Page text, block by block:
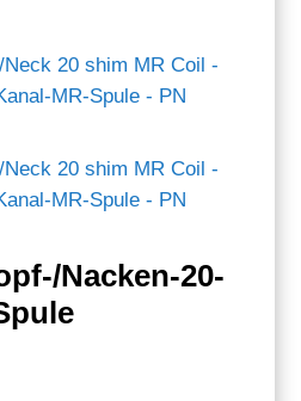
Nacken-20-